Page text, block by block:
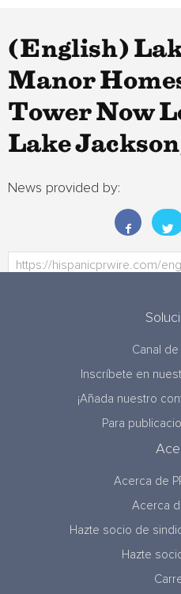
(English)
Manor
Tower Now
Lake
News provided by:
Canal
Inscríbete en
¡Añada nuestro
Para
Acerca de
Acerca
Hazte socio de
Hazte